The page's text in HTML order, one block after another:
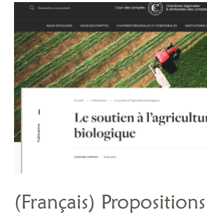
(Français)